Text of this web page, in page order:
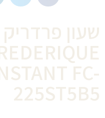
שעון
FC-
225ST5B5